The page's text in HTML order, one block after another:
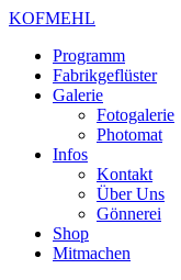
KOFMEHL
Programm
Fabrikgeflüster
Galerie
Fotogalerie
Photomat
Infos
Kontakt
Über Uns
Gönnerei
Shop
Mitmachen